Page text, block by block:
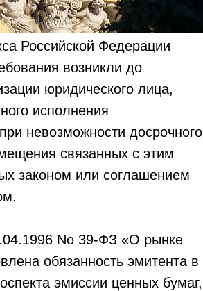
Российской Федерации
возникли до
юридического лица,
исполнения
невозможности досрочного
связанных с этим
законом или соглашением
No 39-ФЗ «О рынке
обязанность эмитента в
эмиссии ценных бумаг,